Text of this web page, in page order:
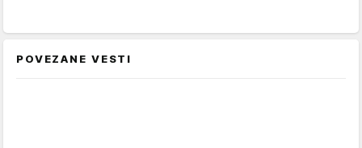
POVEZANE VESTI